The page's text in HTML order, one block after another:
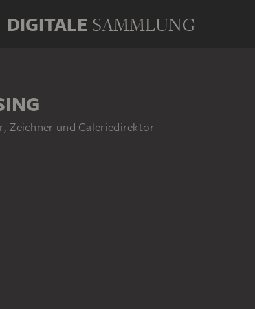
DIGITALE SAMMLUNG
Zeichner und Galeriedirektor